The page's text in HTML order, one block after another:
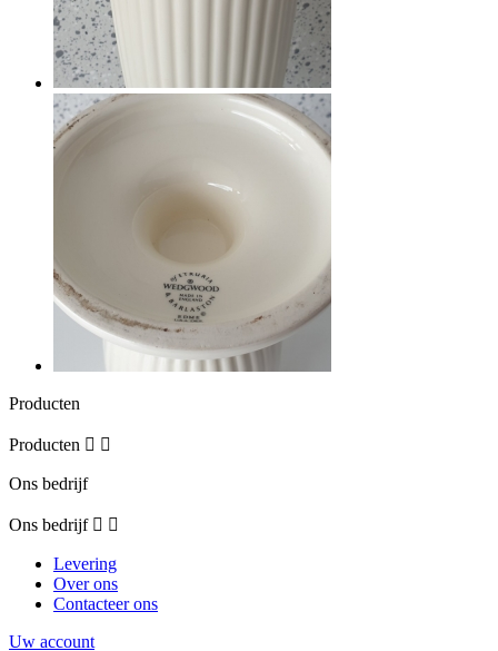
Producten
Producten  
Ons bedrijf
Ons bedrijf  
Levering
Over ons
Contacteer ons
Uw account